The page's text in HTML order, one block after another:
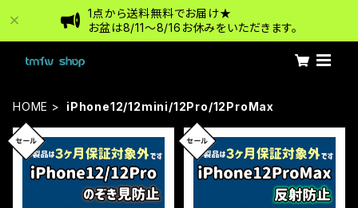
1点から送料無料でお届け★
お盆は8/11〜8/16お休みをいただきます。
HOME iPhone12/12mini/12Pro/12ProMax